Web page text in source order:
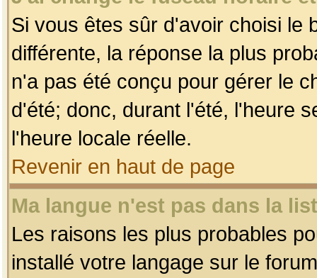
Si vous êtes sûr d'avoir choisi le
différente, la réponse la plus
n'a pas été conçu pour gérer le
d'été; donc, durant l'été, l'heure
l'heure locale réelle.
Revenir en haut de page
Ma langue n'est pas dans la
Les raisons les plus probables
installé votre langage sur le